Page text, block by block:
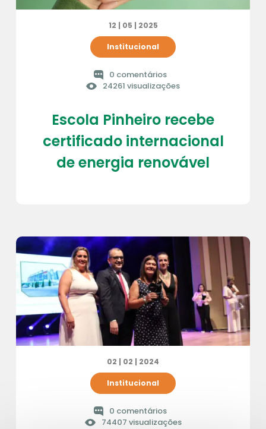
12 | 05 | 2025
Institucional
0 comentários
24261 visualizações
Escola Pinheiro recebe
certificado internacional
de energia renovável
02 | 02 | 2024
Institucional
0 comentários
74407 visualizações